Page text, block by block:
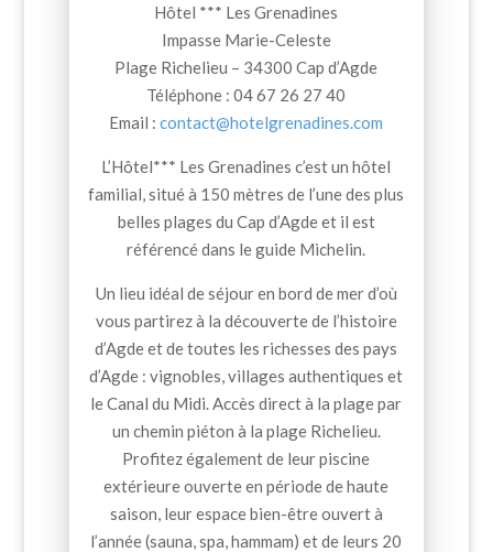
Hôtel *** Les Grenadines
Impasse Marie-Celeste
Plage Richelieu – 34300 Cap d’Agde
Téléphone : 04 67 26 27 40
Email :contact@hotelgrenadines.com
L’Hôtel*** Les Grenadines c’est un hôtel
familial, situé à 150 mètres de l’une des plus
belles plages du Cap d’Agde et il est
référencé dans le guide Michelin.
Un lieu idéal de séjour en bord de mer d’où
vous partirez à la découverte de l’histoire
d’Agde et de toutes les richesses des pays
d’Agde : vignobles, villages authentiques et
le Canal du Midi. Accès direct à la plage par
un chemin piéton à la plage Richelieu.
Profitez également de leur piscine
extérieure ouverte en période de haute
saison, leur espace bien-être ouvert à
l’année (sauna, spa, hammam) et de leurs 20